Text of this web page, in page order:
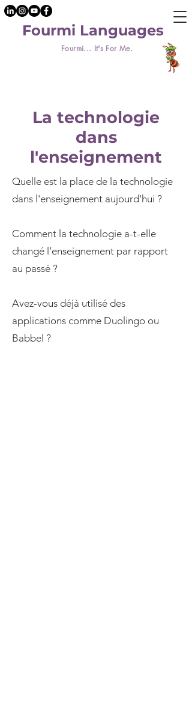
Fourmi... It's For Me.
Fourmi Languages
La technologie
dans
l'enseignement
Quelle est la place de la technologie
dans l'enseignement aujourd'hui ?
Comment la technologie a-t-elle
changé l’enseignement par rapport
au passé ?
Avez-vous déjà utilisé des
applications comme Duolingo ou
Babbel ?